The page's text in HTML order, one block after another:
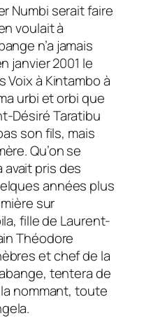
Numbi serait faire
voulait à
n’a jamais
janvier 2001 le
Voix à Kintambo à
urbi et orbi que
Désiré Taratibu
son fils, mais
Qu’on se
pris des
années plus
sur
fille de Laurent-
Théodore
et chef de la
tentera de
nommant, toute